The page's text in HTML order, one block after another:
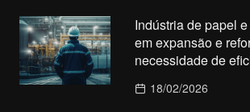
Indústria de papel
em expansão e
necessidade de
18/02/2026